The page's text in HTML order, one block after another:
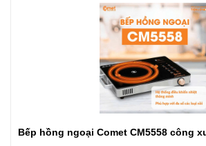
Bếp hồng ngoại Comet CM5558 công